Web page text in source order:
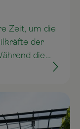
Zeit, um die
der
die
in die
können auch
Jahres